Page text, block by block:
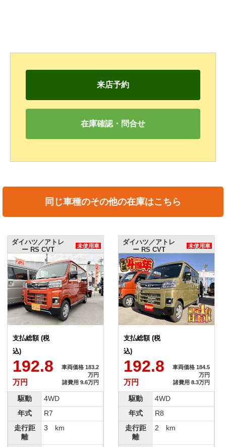
来店予約
在庫確認・問合せ
同じ車種のその他の在庫はこちら
ダイハツ／アトレ
ー RS CVT
未使用車
支払総額 (税
込)
192.8
万円
車両価格 183.2
万円
諸費用 9.6万円
駆動
4WD
年式
R7
走行距
離
3 km
ダイハツ／アトレ
ー RS CVT
未使用車
支払総額 (税
込)
192.8
万円
車両価格 184.5
万円
諸費用 8.3万円
駆動
4WD
年式
R8
走行距
離
2 km